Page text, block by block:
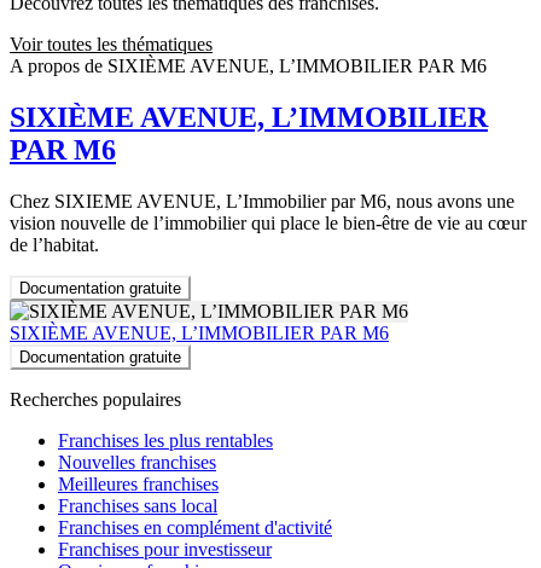
Voir toutes les thématiques
A propos de SIXIÈME AVENUE, L’IMMOBILIER PAR M6
SIXIÈME AVENUE, L’IMMOBILIER
PAR M6
Chez SIXIEME AVENUE, L’Immobilier par M6, nous avons une
vision nouvelle de l’immobilier qui place le bien-être de vie au cœur
de l’habitat.
Documentation gratuite
SIXIÈME AVENUE, L’IMMOBILIER PAR M6
Documentation gratuite
Recherches populaires
Franchises les plus rentables
Nouvelles franchises
Meilleures franchises
Franchises sans local
Franchises en complément d'activité
Franchises pour investisseur